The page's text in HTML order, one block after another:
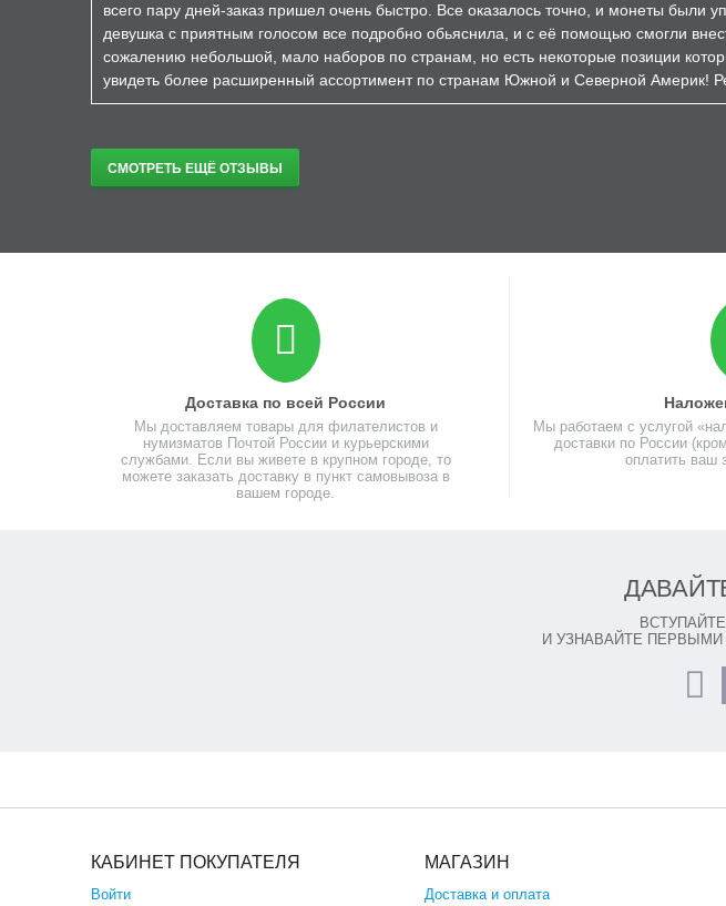
всего пару дней-заказ пришел очень быстро. Все оказалось точно, и монеты были
девушка с приятным голосом все подробно обьяснила, и с её помощью смогли
сожалению небольшой, мало наборов по странам, но есть некоторые позиции
увидеть более расширенный ассортимент по странам Южной и Северной Америк!
СМОТРЕТЬ ЕЩЁ ОТЗЫВЫ
Доставка по всей России
Мы доставляем товары для филателистов и
нумизматов Почтой России и курьерскими
службами. Если вы живете в крупном городе, то
можете заказать доставку в пункт самовывоза в
вашем городе.
Мы работаем с услугой
доставки по России
оплатить ваш
И УЗНАВАЙТЕ
КАБИНЕТ ПОКУПАТЕЛЯ
Войти
МАГАЗИН
Доставка и оплата